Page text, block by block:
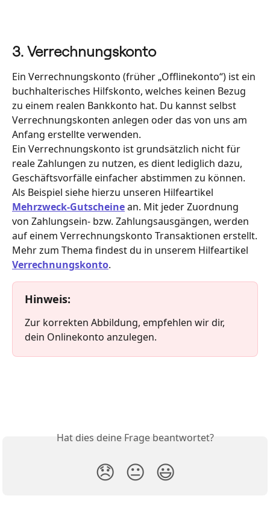
3. Verrechnungskonto
Ein Verrechnungskonto (früher „Offlinekonto“) ist ein
buchhalterisches Hilfskonto, welches keinen Bezug
zu einem realen Bankkonto hat. Du kannst selbst
Verrechnungskonten anlegen oder das von uns am
Anfang erstellte verwenden.
Ein Verrechnungskonto ist grundsätzlich nicht für
reale Zahlungen zu nutzen, es dient lediglich dazu,
Geschäftsvorfälle einfacher abstimmen zu können.
Als Beispiel siehe hierzu unseren Hilfeartikel
Mehrzweck-Gutscheine an. Mit jeder Zuordnung
von Zahlungsein- bzw. Zahlungsausgängen, werden
auf einem Verrechnungskonto Transaktionen erstellt.
Mehr zum Thema findest du in unserem Hilfeartikel
Verrechnungskonto.
Hinweis:
Zur korrekten Abbildung, empfehlen wir dir,
dein Onlinekonto anzulegen.
Hat dies deine Frage beantwortet?
😞 😐 😃